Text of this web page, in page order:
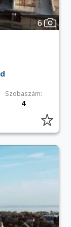
6
Szobaszám:
4